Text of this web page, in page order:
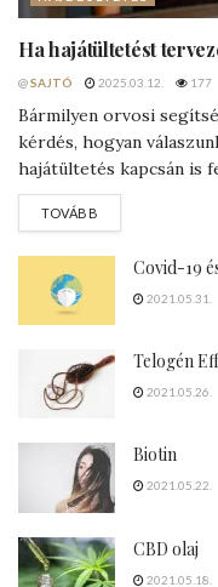
Ha hajátültetést
@SAJTÓ 2025.03.12. 177
Bármilyen orvosi
kérdés, hogyan
hajátültetés kapcsán is
TOVÁBB
Covid-19
2021.05.31.
Telogén
2021.05.26.
Biotin
2021.05.22.
CBD olaj
2021.05.18.